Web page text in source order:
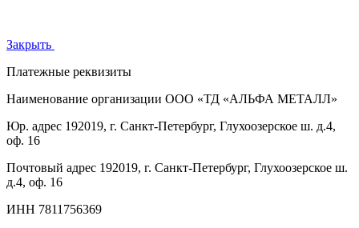
Закрыть
Платежные реквизиты
Наименование организации ООО «ТД «АЛЬФА МЕТАЛЛ»
Юр. адрес 192019, г. Санкт-Петербург, Глухоозерское ш. д.4,
оф. 16
Почтовый адрес 192019, г. Санкт-Петербург, Глухоозерское ш.
д.4, оф. 16
ИНН 7811756369